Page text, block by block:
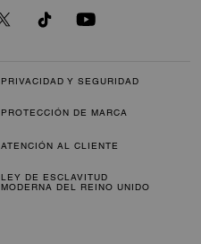
PRIVACIDAD Y SEGURIDAD
PROTECCIÓN DE MARCA
ATENCIÓN AL CLIENTE
LEY DE ESCLAVITUD
MODERNA DEL REINO UNIDO